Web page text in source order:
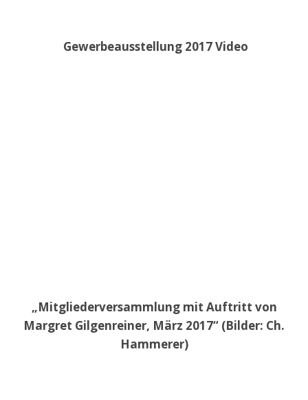
Gewerbeausstellung 2017 Video
„Mitgliederversammlung mit Auftritt von
Margret Gilgenreiner, März 2017“ (Bilder: Ch.
Hammerer)